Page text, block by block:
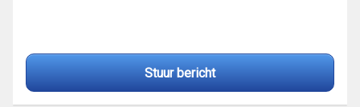
Stuur bericht